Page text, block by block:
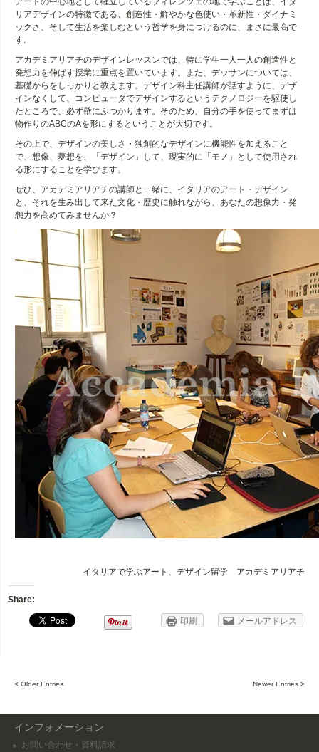
リアデザインの特徴である、創造性・鮮やかな色使い・革新性・ダイナミ
ックさ、そして生活を楽しむという哲学を身につけるのに、まさに最高で
す。
アカデミアリアチのデザインレッスンでは、特に学生一人一人の創造性と
発想力を伸ばす授業に重点を置いています。また、デッサンについては、
基礎からをしっかりと教えます。デザイン科主任講師が話すように、デザ
インなくして、コンピュータでデザインするというテクノロジーを駆使し
たところで、必ず壁にぶつかります。そのため、自分の手を使ってまずは
物作りのABCのAを形にするということが大切です。
その上で、デザインの美しさ・独創的なデザインに機能性を加えること
で、想像、夢想を、「デザイン」して、現実的に「モノ」として使用され
る形にすることを学びます。
ぜひ、アカデミアリアチの講師と一緒に、イタリアのアート・デザイン
と、それを生み出して来た文化・歴史に触れながら、あなたの想像力・発
想力を高めてみませんか？
イタリアで学ぶアート、デザイン留学 アカデミアリアチ
Share:
印刷 メールアドレス
< Older Entries Newer Entries >
インフォメーション
お問い合わせ・資料請求